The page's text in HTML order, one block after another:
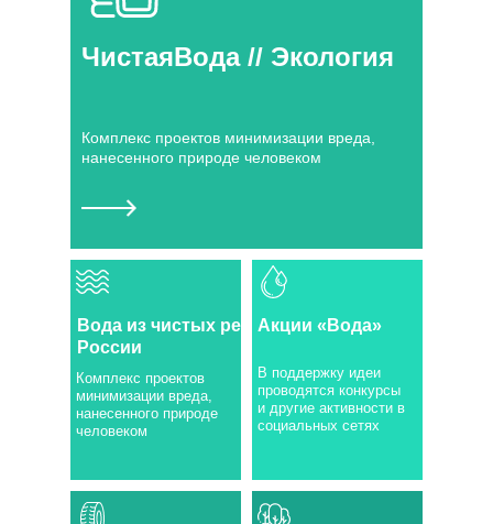
ЧистаяВода // Экология
Комплекс проектов минимизации вреда,
нанесенного природе человеком
Вода из чистых рек
России
Комплекс проектов
минимизации вреда,
нанесенного природе
человеком
В поддержку идеи
проводятся конкурсы
и другие активности в
социальных сетях
Акции «Вода»